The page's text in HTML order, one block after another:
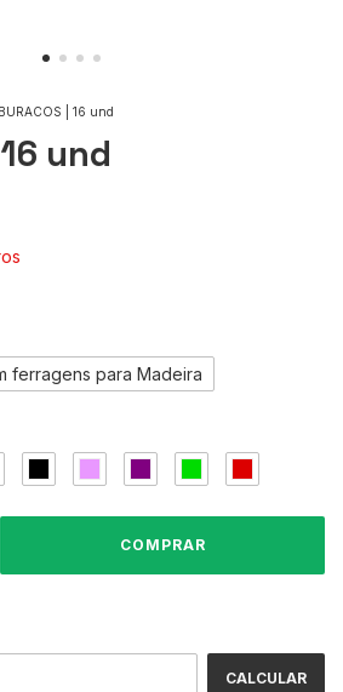
BURACOS | 16 und
und
ferragens para Madeira
CALCULAR